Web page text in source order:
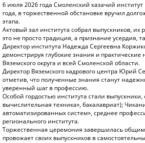
6 июля 2026 года Смоленский казачий
года, в торжественной обстановке вручил
этапа.
Актовый зал института собрал выпускников,
это не просто традиция, а признание усердия,
Директор института Надежда Сергеевна
демонстрируя глубокие знания и
Вяземского округа и всей Смоленской области.
Директор Вяземского кадрового центра Юрий
отметив, что полученные знания станут
уверенный шаг в профессию.
Особой гордостью института стали
вычислительная техника», бакалавриат);
автоматизированных систем», среднее
регионального института.
Торжественная церемония завершилась
провожает своих выпускников в